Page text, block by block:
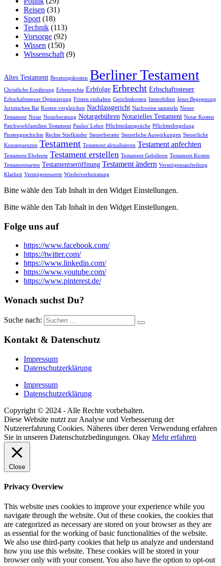
Reisen (31)
Sport (18)
Technik (113)
Vorsorge (92)
Wissen (150)
Wissenschaft (9)
Altes Testament Beratungskosten Berliner Testament
Christliche Ernährung Erbenrechte Erbfolge Erbrecht Erbschaftssteuer
Erbschaftssteuer Optimierung Fristen einhalten Gerichtskosten Immobilien Jesus Begegnung
Juristischen Rat Kosten vergleichen Nachlassgericht Nachweise sammeln Neues
Testament Notar Notarberatung Notargebühren Notarielles Testament Notar Kosten
Patchworkfamilien Testament Paulus' Lehre Pflichtteilansprüche Pflichtteilregelung
Piratengeschichte Rechte Stiefkinder Steuerberater Steuerliche Auswirkungen Steuerliche
Konsequenzen Testament Testament aktualisieren Testament anfechten
Testament Eheleute Testament erstellen Testament Gebühren Testament Kosten
Testamentsarten Testamentseröffnung Testament ändern Vermögensaufteilung
Klarheit Vermögenswerte Wiederverheiratung
Bitte wähle den Tab Inhalt in den Widget Einstellungen.
Bitte wähle den Tab Inhalt in den Widget Einstellungen.
Folge uns auf
https://www.facebook.com/
https://twitter.com/
https://www.linkedin.com/
https://www.youtube.com/
https://www.pinterest.de/
Wonach suchst Du?
Suche nach:
Kontakt & Datenschutz
Impressum
Datenschutzerklärung
Impressum
Datenschutzerklärung
Copyright © 2024 - Alle Rechte vorbehalten.
Diese Website nutzt zur Analyse und Verbesserung der
Nutzererfahrung Cookies. Näheres über deren Verwendung erfahren
Sie in unseren Datenschutzbedingungen. Okay Mehr erfahren
Close
Privacy Overview
This website uses cookies to improve your experience while you
navigate through the website. Out of these cookies, the cookies that
are categorized as necessary are stored on your browser as they are
as essential for the working of basic functionalities of the website.
We also use third-party cookies that help us analyze and understand
how you use this website. These cookies will be stored in your
browser only with your consent. You also have the option to opt-out